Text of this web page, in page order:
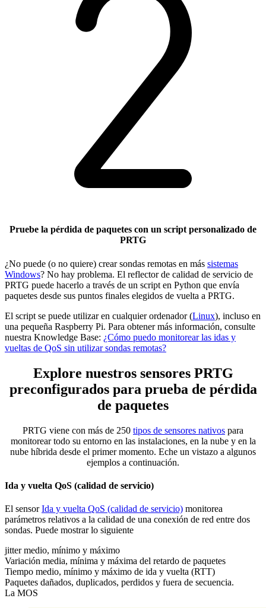
Pruebe la pérdida de paquetes con un script personalizado de
PRTG
¿No puede (o no quiere) crear sondas remotas en más sistemas
Windows? No hay problema. El reflector de calidad de servicio de
PRTG puede hacerlo a través de un script en Python que envía
paquetes desde sus puntos finales elegidos de vuelta a PRTG.
El script se puede utilizar en cualquier ordenador (Linux), incluso en
una pequeña Raspberry Pi. Para obtener más información, consulte
nuestra Knowledge Base: ¿Cómo puedo monitorear las idas y
vueltas de QoS sin utilizar sondas remotas?
Explore nuestros sensores PRTG
preconfigurados para prueba de pérdida
de paquetes
PRTG viene con más de 250 tipos de sensores nativos para
monitorear todo su entorno en las instalaciones, en la nube y en la
nube híbrida desde el primer momento. Eche un vistazo a algunos
ejemplos a continuación.
Ida y vuelta QoS (calidad de servicio)
El sensorIda y vuelta QoS (calidad de servicio) monitorea
parámetros relativos a la calidad de una conexión de red entre dos
sondas. Puede mostrar lo siguiente
jitter medio, mínimo y máximo
Variación media, mínima y máxima del retardo de paquetes
Tiempo medio, mínimo y máximo de ida y vuelta (RTT)
Paquetes dañados, duplicados, perdidos y fuera de secuencia.
La MOS